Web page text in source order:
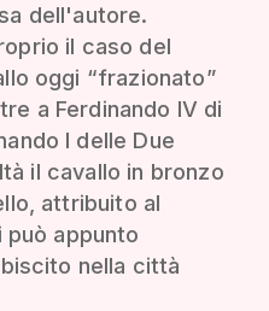
dell'autore.
il caso del
oggi “frazionato”
a Ferdinando IV di
I delle Due
il cavallo in bronzo
attribuito al
può appunto
nella città